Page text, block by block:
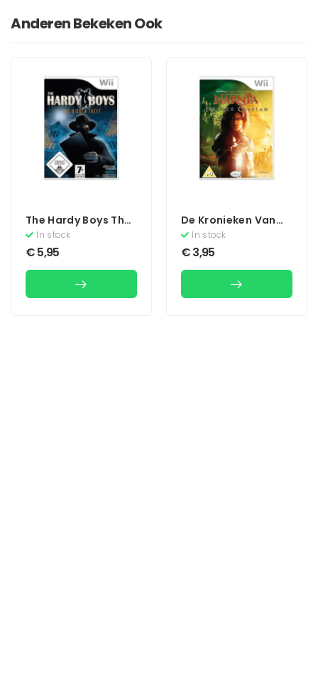
Anderen Bekeken Ook
The Hardy Boys The
Hidden Theft
In stock
€5,95
De Kronieken Van
Narnia Prins
Caspian
In stock
€3,95